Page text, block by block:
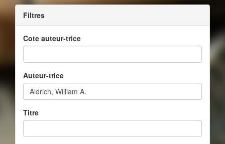
Filtres
Cote auteur-trice
Auteur-trice
Titre